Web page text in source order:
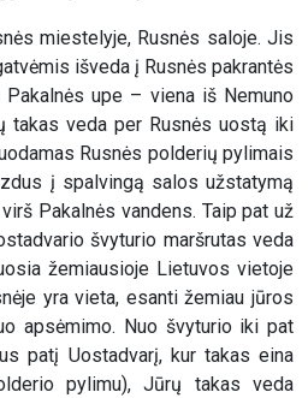
miestelyje, Rusnės saloje. Jis
išveda į Rusnės pakrantės
upe – viena iš Nemuno
takas veda per Rusnės uostą iki
Rusnės polderių pylimais
į spalvingą salos užstatymą
Pakalnės vandens. Taip pat už
švyturio maršrutas veda
žemiausioje Lietuvos vietoje
yra vieta, esanti žemiau jūros
apsėmimo. Nuo švyturio iki pat
patį Uostadvarį, kur takas eina
pylimu), Jūrų takas veda